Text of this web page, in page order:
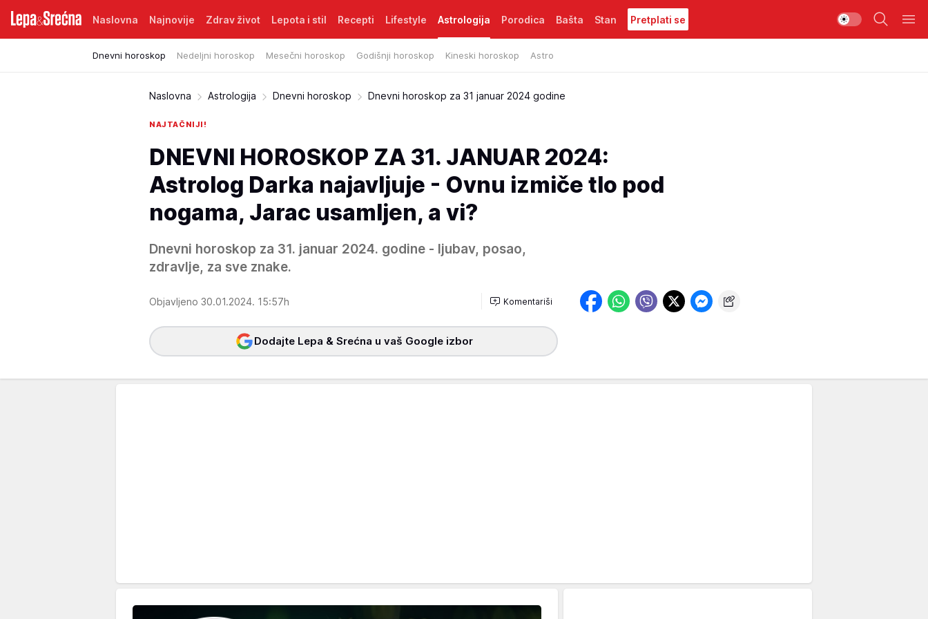
Naslovna Najnovije Zdrav život Lepota i stil Recepti Lifestyle Astrologija
Dnevni horoskop Nedeljni horoskop Mesečni horoskop Godišnji horoskop Kineski horoskop Astro
Porodica Bašta Stan Pretplati se
Naslovna Astrologija Dnevni horoskop Dnevni horoskop za 31 januar 2024 godine
NAJTAČNIJI!
DNEVNI HOROSKOP ZA 31. JANUAR 2024:
Astrolog Darka najavljuje - Ovnu izmiče tlo pod
nogama, Jarac usamljen, a vi?
Dnevni horoskop za 31. januar 2024. godine - ljubav, posao,
zdravlje, za sve znake.
Objavljeno 30.01.2024. 15:57h Komentariši
Dodajte Lepa & Srećna u vaš Google izbor